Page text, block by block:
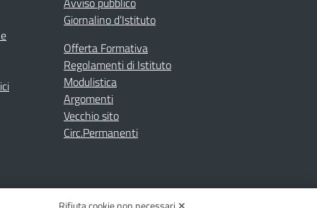
Giornalino d’Istituto
Offerta Formativa
Regolamenti di Istituto
Modulistica
Argomenti
Vecchio sito
Circ.Permanenti